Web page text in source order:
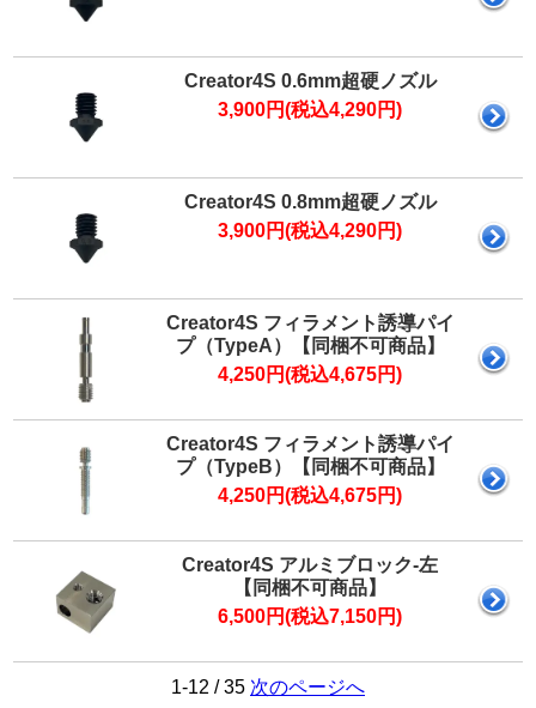
Creator4S 0.6mm超硬ノズル
3,900円(税込4,290円)
Creator4S 0.8mm超硬ノズル
3,900円(税込4,290円)
Creator4S フィラメント誘導パイ
プ（TypeA）【同梱不可商品】
4,250円(税込4,675円)
Creator4S フィラメント誘導パイ
プ（TypeB）【同梱不可商品】
4,250円(税込4,675円)
Creator4S アルミブロック-左
【同梱不可商品】
6,500円(税込7,150円)
1-12 / 35 次のページへ